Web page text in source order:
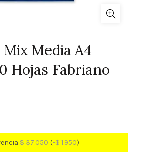
Mix Media A4
Hojas Fabriano
$ 37.050 (-$ 1.950)